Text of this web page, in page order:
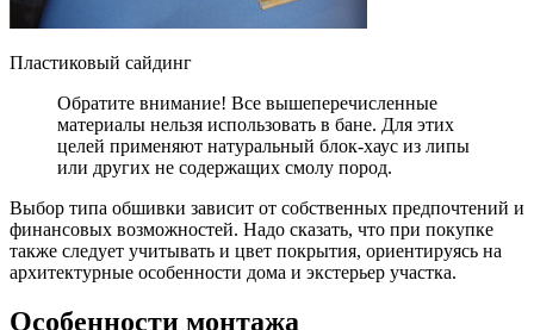
Пластиковый сайдинг
Обратите внимание! Все вышеперечисленные
материалы нельзя использовать в бане. Для этих
целей применяют натуральный блок-хаус из липы
или других не содержащих смолу пород.
Выбор типа обшивки зависит от собственных предпочтений и
финансовых возможностей. Надо сказать, что при покупке
также следует учитывать и цвет покрытия, ориентируясь на
архитектурные особенности дома и экстерьер участка.
Особенности монтажа